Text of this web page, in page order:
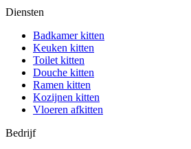
Diensten
Badkamer kitten
Keuken kitten
Toilet kitten
Douche kitten
Ramen kitten
Kozijnen kitten
Vloeren afkitten
Bedrijf